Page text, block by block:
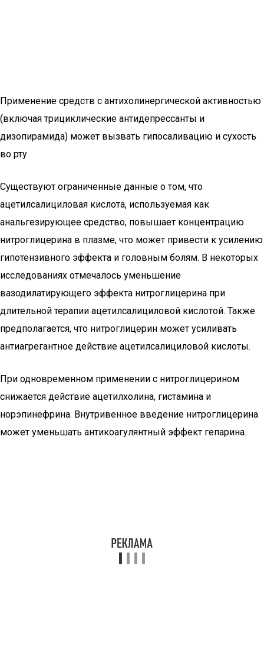
Применение средств с антихолинергической активностью
(включая трициклические антидепрессанты и
дизопирамида) может вызвать гипосаливацию и сухость
во рту.
Существуют ограниченные данные о том, что
ацетилсалициловая кислота, используемая как
анальгезирующее средство, повышает концентрацию
нитроглицерина в плазме, что может привести к усилению
гипотензивного эффекта и головным болям. В некоторых
исследованиях отмечалось уменьшение
вазодилатирующего эффекта нитроглицерина при
длительной терапии ацетилсалициловой кислотой. Также
предполагается, что нитроглицерин может усиливать
антиагрегантное действие ацетилсалициловой кислоты.
При одновременном применении с нитроглицерином
снижается действие ацетилхолина, гистамина и
норэпинефрина. Внутривенное введение нитроглицерина
может уменьшать антикоагулянтный эффект гепарина.